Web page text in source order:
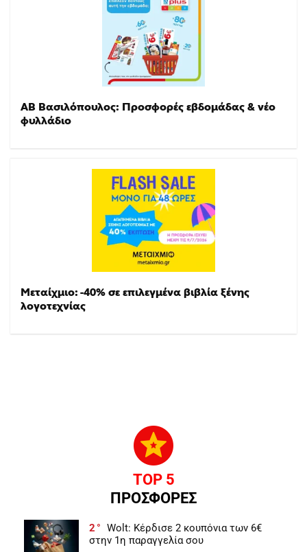
ΑΒ Βασιλόπουλος: Προσφορές εβδομάδας & νέο
φυλλάδιο
Μεταίχμιο: -40% σε επιλεγμένα βιβλία ξένης
λογοτεχνίας
TOP 5
ΠΡΟΣΦΟΡΕΣ
2
Wolt: Κέρδισε 2 κουπόνια των 6€
στην 1η παραγγελία σου